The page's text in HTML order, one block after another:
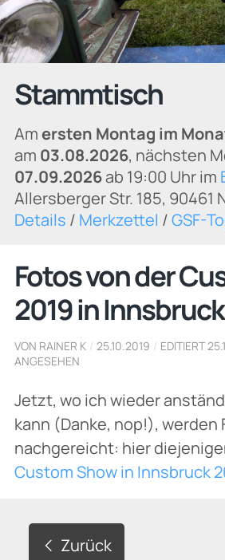
Stammtisch
Amersten Montag im
am 03.08.2026, nächsten
07.09.2026ab 19:00 Uhr im
Allersberger Str. 185, 90461
Details / Merkzettel /GSF-
Fotos von der
2019 in Innsbruck
VON RAINER K / 25.10.2019 / EDITIERT
ANGESEHEN
Jetzt, wo ich wieder
kann (Danke, nop!), werden
nachgereicht: hier
Custom Show in Innsbruck
Zurück